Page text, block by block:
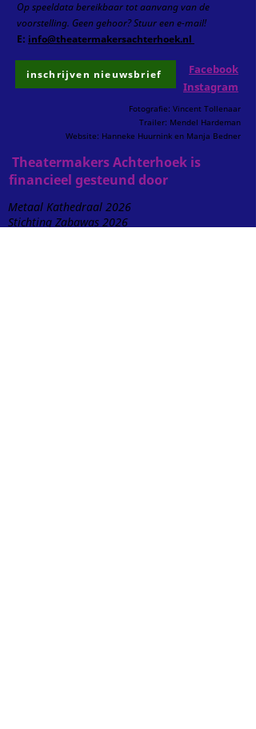
Op speeldata bereikbaar tot aanvang van de
voorstelling. Geen gehoor? Stuur een e-mail!
E: info@theatermakersachterhoek.nl
Facebook
Instagram
inschrijven nieuwsbrief
Fotografie: Vincent Tollenaar
Trailer: Mendel Hardeman
Website: Hanneke Huurnink en Manja Bedner
Theatermakers Achterhoek is
financieel gesteund door
Metaal Kathedraal 2026
Stichting Zabawas 2026